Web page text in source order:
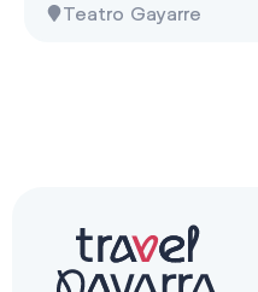
Teatro Gayarre